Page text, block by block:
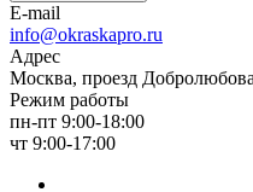
E-mail
info@okraskapro.ru
Адрес
Москва, проезд
Режим работы
пн-пт 9:00-18:00
чт 9:00-17:00